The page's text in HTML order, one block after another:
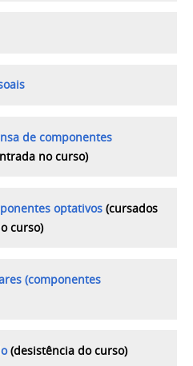
de componentes
no curso)
optativos (cursados
curso)
(componentes
(desistência do curso)